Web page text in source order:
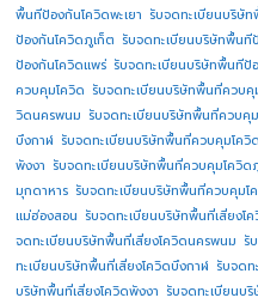
พื้นทีป้องกันโควิดพะเยา รับจดทะเบียนบริษั
ป้องกันโควิดภูเก็ต รับจดทะเบียนบริษัทพื้นที
ป้องกันโควิดแพร่ รับจดทะเบียนบริษัทพื้นทีป้
ควบคุมโควิด รับจดทะเบียนบริษัทพื้นที่ควบคุ
วิดนครพนม รับจดทะเบียนบริษัทพื้นที่ควบคุ
บึงกาฬ รับจดทะเบียนบริษัทพื้นที่ควบคุมโควิ
พังงา รับจดทะเบียนบริษัทพื้นที่ควบคุมโควิด
มุกดาหาร รับจดทะเบียนบริษัทพื้นที่ควบคุมโ
แม่ฮ่องสอน รับจดทะเบียนบริษัทพื้นที่เสี่ยงโ
จดทะเบียนบริษัทพื้นที่เสี่ยงโควิดนครพนม รั
ทะเบียนบริษัทพื้นที่เสี่ยงโควิดบึงกาฬ รับจดท
บริษัทพื้นที่เสี่ยงโควิดพังงา รับจดทะเบียนบ